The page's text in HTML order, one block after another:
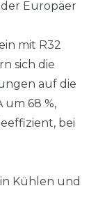
der Europäer
mit R32
sich die
auf die
um 68 %,
bei
in Kühlen und